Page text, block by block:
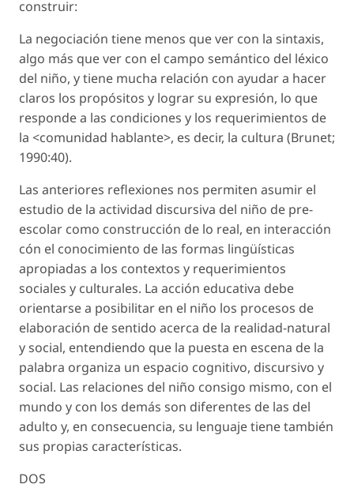
construir:
La negociación tiene menos que ver con la sintaxis,
algo más que ver con el campo semántico del léxico
del niño, y tiene mucha relación con ayudar a hacer
claros los propósitos y lograr su expresión, lo que
responde a las condiciones y los requerimientos de
la <comunidad hablante>, es decir, la cultura (Brunet;
1990:40).
Las anteriores reflexiones nos permiten asumir el
estudio de la actividad discursiva del niño de pre-
escolar como construcción de lo real, en interacción
cón el conocimiento de las formas lingüísticas
apropiadas a los contextos y requerimientos
sociales y culturales. La acción educativa debe
orientarse a posibilitar en el niño los procesos de
elaboración de sentido acerca de la realidad-natural
y social, entendiendo que la puesta en escena de la
palabra organiza un espacio cognitivo, discursivo y
social. Las relaciones del niño consigo mismo, con el
mundo y con los demás son diferentes de las del
adulto y, en consecuencia, su lenguaje tiene también
sus propias características.
DOS